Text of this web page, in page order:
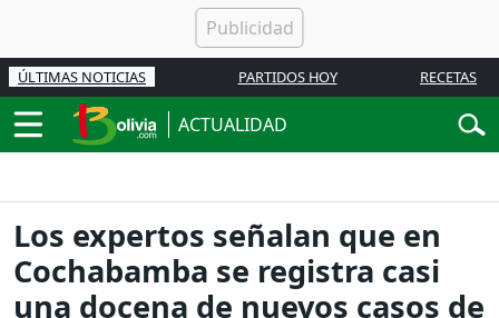
ÚLTIMAS NOTICIAS PARTIDOS HOY RECETAS
ACTUALIDAD
Los expertos señalan que en
Cochabamba se registra casi
una docena de nuevos casos de